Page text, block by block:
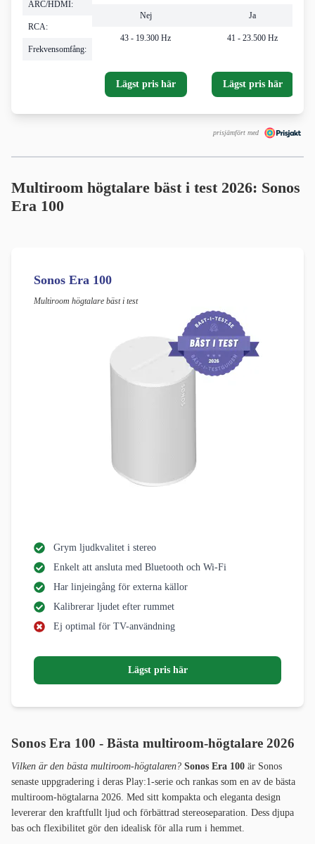
ARC/HDMI:
RCA:
Frekvensomfång:
Nej
43 - 19.300 Hz
Lägst pris här
Ja
41 - 23.500 Hz
Lägst pris här
prisjämfört med
Multiroom högtalare bäst i test 2026: Sonos
Era 100
Sonos Era 100
Multiroom högtalare bäst i test
Grym ljudkvalitet i stereo
Enkelt att ansluta med Bluetooth och Wi-Fi
Har linjeingång för externa källor
Kalibrerar ljudet efter rummet
Ej optimal för TV-användning
Lägst pris här
Sonos Era 100 - Bästa multiroom-högtalare 2026
Vilken är den bästa multiroom-högtalaren? Sonos Era 100 är Sonos
senaste uppgradering i deras Play:1-serie och rankas som en av de bästa
multiroom-högtalarna 2026. Med sitt kompakta och eleganta design
levererar den kraftfullt ljud och förbättrad stereoseparation. Dess djupa
bas och flexibilitet gör den idealisk för alla rum i hemmet.